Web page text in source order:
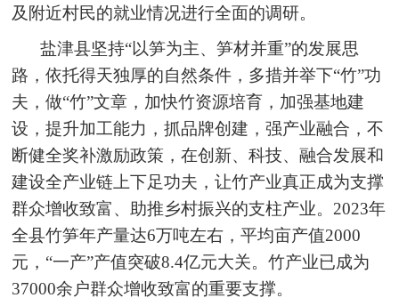
及附近村民的就业情况进行全面的调研。
盐津县坚持“以笋为主、笋材并重”的发展思
路，依托得天独厚的自然条件，多措并举下“竹”功
夫，做“竹”文章，加快竹资源培育，加强基地建
设，提升加工能力，抓品牌创建，强产业融合，不
断健全奖补激励政策，在创新、科技、融合发展和
建设全产业链上下足功夫，让竹产业真正成为支撑
群众增收致富、助推乡村振兴的支柱产业。2023年
全县竹笋年产量达6万吨左右，平均亩产值2000
元，“一产”产值突破8.4亿元大关。竹产业已成为
37000余户群众增收致富的重要支撑。